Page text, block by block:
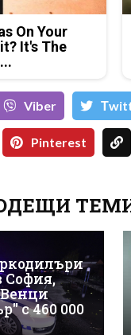
On Your
It's The
Viber
Pinterest
София,
Венци
с 460 000